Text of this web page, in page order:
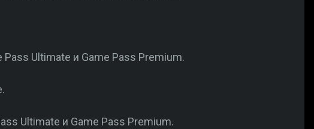
Ultimate и Game Pass Premium.
Ultimate и Game Pass Premium.